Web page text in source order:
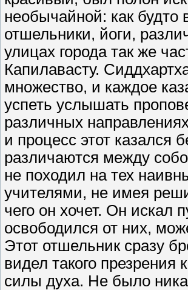
необычайной: как будто
отшельники, йоги,
улицах города так же
Капилавасту.
множество, и каждое
успеть услышать
различных
и процесс этот казался
различаются между
не походил на тех
учителями, не имея
чего он хочет. Он искал
освободился от них,
Этот отшельник сразу
видел такого презрения
силы духа. Не было